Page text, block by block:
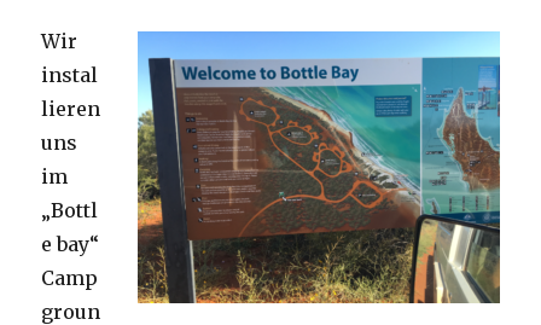
Wir
instal
lieren
uns
im
„Bottl
e bay“
Camp
groun